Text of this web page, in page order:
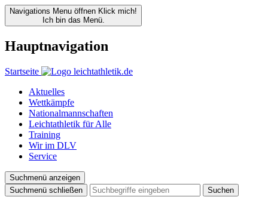
Navigations Menu öffnen Klick mich!
Ich bin das Menü.
Hauptnavigation
Startseite
Aktuelles
Wettkämpfe
Nationalmannschaften
Leichtathletik für Alle
Training
Wir im DLV
Service
Suchmenü anzeigen
Suchmenü schließen
Suchen